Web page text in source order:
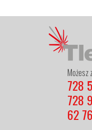
Możesz
728
728
62